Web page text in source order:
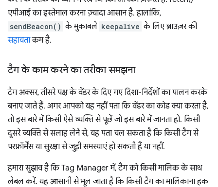
एपीआई का इस्तेमाल करना ज़्यादा आसान है. हालांकि,
sendBeacon() के मुकाबले keepalive के लिए ब्राउज़र की
सहायताकम है.
टैग के काम करने का तरीका समझना
टैग अक्सर, तीसरे पक्ष के वेंडर के दिए गए दिशा-निर्देशों का पालन करके
बनाए जाते हैं. अगर आपको यह नहीं पता कि वेंडर का कोड क्या करता है,
तो इस बारे में किसी ऐसे व्यक्ति से पूछें जो इस बारे में जानता हो. किसी
दूसरे व्यक्ति से सलाह लेने से, यह पता चल सकता है कि किसी टैग से
परफ़ॉर्मेंस या सुरक्षा से जुड़ी समस्याएं हो सकती हैं या नहीं.
हमारा सुझाव है कि Tag Manager में, टैग को किसी मालिक के साथ
लेबल करें. यह आसानी से भूल जाता है कि किसी टैग का मालिकाना हक